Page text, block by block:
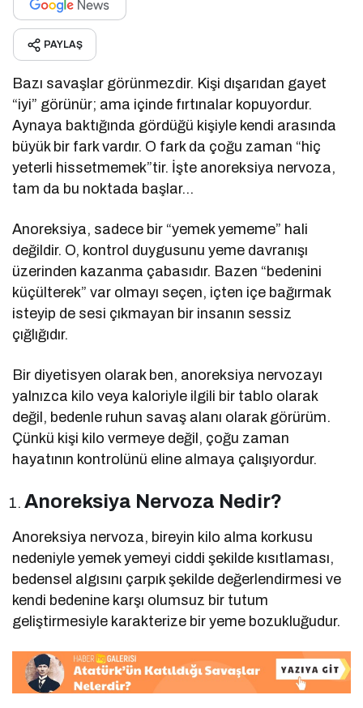
PAYLAŞ
Bazı savaşlar görünmezdir. Kişi dışarıdan gayet
“iyi” görünür; ama içinde fırtınalar kopuyordur.
Aynaya baktığında gördüğü kişiyle kendi arasında
büyük bir fark vardır. O fark da çoğu zaman “hiç
yeterli hissetmemek”tir. İşte anoreksiya nervoza,
tam da bu noktada başlar…
Anoreksiya, sadece bir “yemek yememe” hali
değildir. O, kontrol duygusunu yeme davranışı
üzerinden kazanma çabasıdır. Bazen “bedenini
küçülterek” var olmayı seçen, içten içe bağırmak
isteyip de sesi çıkmayan bir insanın sessiz
çığlığıdır.
Bir diyetisyen olarak ben, anoreksiya nervozayı
yalnızca kilo veya kaloriyle ilgili bir tablo olarak
değil, bedenle ruhun savaş alanı olarak görürüm.
Çünkü kişi kilo vermeye değil, çoğu zaman
hayatının kontrolünü eline almaya çalışıyordur.
Anoreksiya Nervoza Nedir?
Anoreksiya nervoza, bireyin kilo alma korkusu
nedeniyle yemek yemeyi ciddi şekilde kısıtlaması,
bedensel algısını çarpık şekilde değerlendirmesi ve
kendi bedenine karşı olumsuz bir tutum
geliştirmesiyle karakterize bir yeme bozukluğudur.